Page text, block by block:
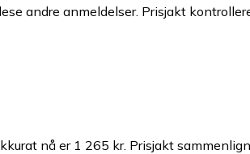
andre anmeldelser. Prisjakt
nå er 1 265 kr. Prisjakt